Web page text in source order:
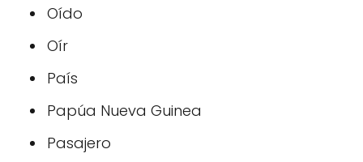
Oído
Oír
País
Papúa Nueva Guinea
Pasajero